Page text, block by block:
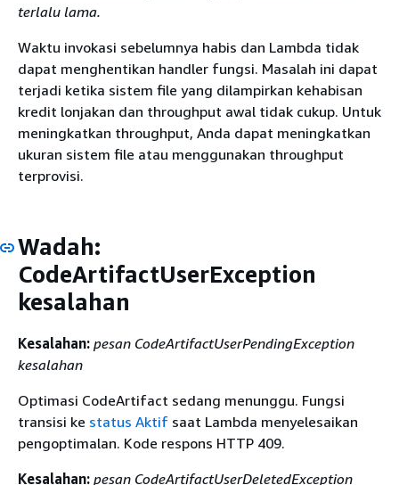
terlalu lama.
Waktu invokasi sebelumnya habis dan Lambda tidak
dapat menghentikan handler fungsi. Masalah ini dapat
terjadi ketika sistem file yang dilampirkan kehabisan
kredit lonjakan dan throughput awal tidak cukup. Untuk
meningkatkan throughput, Anda dapat meningkatkan
ukuran sistem file atau menggunakan throughput
terprovisi.
Wadah:
CodeArtifactUserException
kesalahan
Kesalahan: pesan CodeArtifactUserPendingException
kesalahan
Optimasi CodeArtifact sedang menunggu. Fungsi
transisi ke status Aktif saat Lambda menyelesaikan
pengoptimalan. Kode respons HTTP 409.
Kesalahan: pesan CodeArtifactUserDeletedException